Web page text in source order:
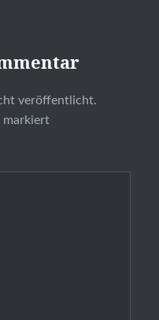
veröffentlicht.
markiert